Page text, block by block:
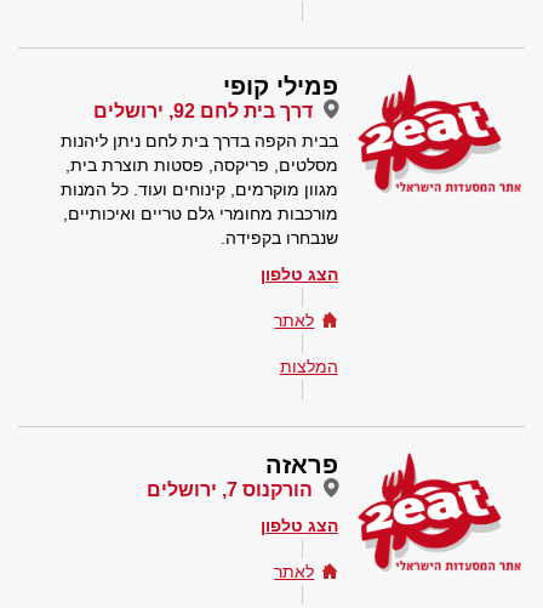
פמילי קופי
דרך בית לחם 92, ירושלים
בבית הקפה בדרך בית לחם ניתן ליהנות
מסלטים, פריקסה, פסטות תוצרת בית,
מגוון מוקרמים, קינוחים ועוד. כל המנות
מורכבות מחומרי גלם טריים ואיכותיים,
שנבחרו בקפידה.
הצג טלפון
לאתר
המלצות
פראזה
הורקנוס 7, ירושלים
הצג טלפון
לאתר